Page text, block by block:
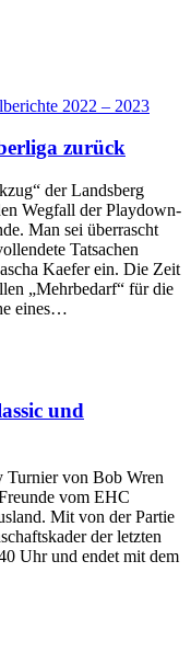
2022 – 2023
zurück
der Landsberg
Wegfall der Playdown-
Man sei überrascht
Tatsachen
Kaefer ein. Die Zeit
„Mehrbedarf“ für die
eines…
und
Turnier von Bob Wren
vom EHC
Mit von der Partie
der letzten
Uhr und endet mit dem